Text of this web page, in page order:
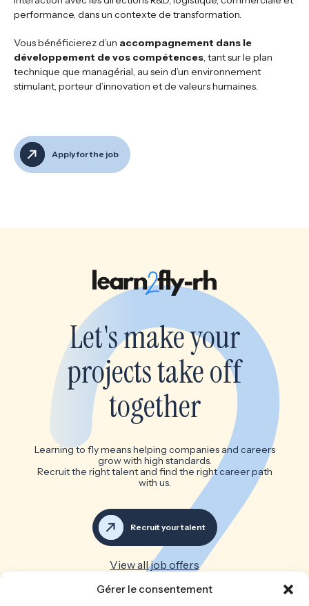
Gérer le consentement
performance, dans un contexte de transformation.
Vous bénéficierez d’un accompagnement dans le
développement de vos compétences, tant sur le plan
technique que managérial, au sein d’un environnement
stimulant, porteur d’innovation et de valeurs humaines.
Apply for the job
Let's make your
projects take off
together
Learning to fly means helping companies and careers
grow with high standards.
Recruit the right talent and find the right career path
with us.
Recruit your talent
View all job offers